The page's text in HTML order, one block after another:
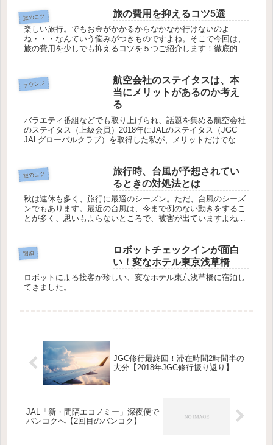
旅のコツ 旅の費用を抑えるコツ5選
楽しい旅行。でもお金がかかるからなかなか行けないのよ
ね・・・なんていう悩みがつきものですよね。そこで今回は、
旅の費用を少しでも抑えるコツを５つご紹介します！徹底的に
ラウンジ
航空会社のステイタスは、本
当にメリットがあるのか考え
る
バラエティ番組などでも取り上げられ、話題を集める航空会社
のステイタス（上級会員）2018年にJALのステイタス（JGC
JALグローバルクラブ）を取得した私が、メリットだけでな
旅のコツ
旅行時、台風が予想されてい
るときの対処法とは
秋は連休も多く、旅行に最適のシーズン。ただ、台風のシーズ
ンでもあります。最近の台風は、今まで例のない動きをするこ
とが多く、思いもよらないところで、被害が出ていますよね。
宿泊
ロボットチェックインが面白
い！変なホテル東京浅草橋
ロボットによる接客が珍しい、変なホテル東京浅草橋に宿泊し
てきました。
JGC修行最終回！滞在時間2時間半の
大分【2018年JGC修行振り返り】
JAL「新・間隔エコノミー」深夜便で
バンコクへ【2回目のバンコク】